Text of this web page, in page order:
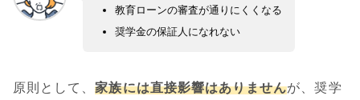
教育ローンの審査が通りにくくなる
奨学金の保証人になれない
原則として、家族には直接影響はありませんが、奨学